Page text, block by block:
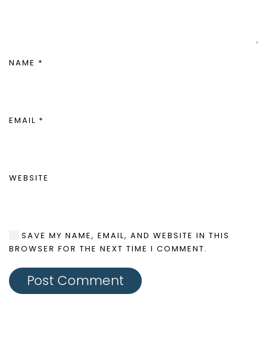
NAME *
EMAIL *
WEBSITE
SAVE MY NAME, EMAIL, AND WEBSITE IN THIS
BROWSER FOR THE NEXT TIME I COMMENT.
Post Comment